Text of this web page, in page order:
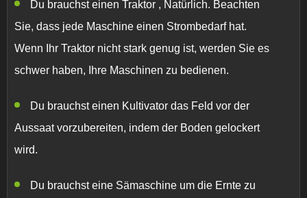
Du brauchst einen Traktor , Natürlich. Beachten
Sie, dass jede Maschine einen Strombedarf hat.
Wenn Ihr Traktor nicht stark genug ist, werden Sie es
schwer haben, Ihre Maschinen zu bedienen.
Du brauchst einen Kultivator das Feld vor der
Aussaat vorzubereiten, indem der Boden gelockert
wird.
Du brauchst eine Sämaschine um die Ernte zu